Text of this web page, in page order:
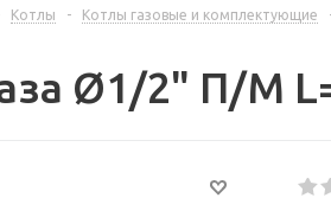
Котлы - Котлы газовые и комплектующие
Ø1/2" П/М